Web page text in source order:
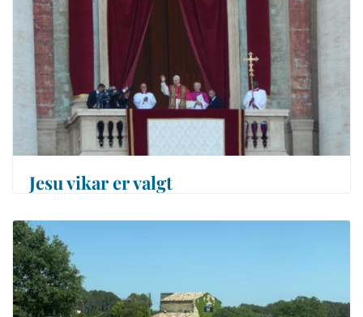
Jesu vikar er valgt